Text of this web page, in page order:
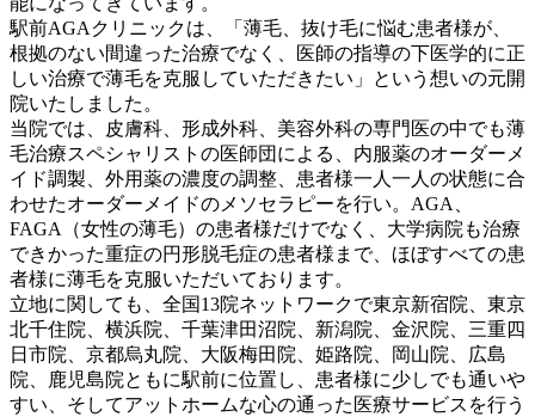
駅前AGAクリニックは、「薄毛、抜け毛に悩む患者様が、
根拠のない間違った治療でなく、医師の指導の下医学的に正
しい治療で薄毛を克服していただきたい」という想いの元開
院いたしました。
当院では、皮膚科、形成外科、美容外科の専門医の中でも薄
毛治療スペシャリストの医師団による、内服薬のオーダーメ
イド調製、外用薬の濃度の調整、患者様一人一人の状態に合
わせたオーダーメイドのメソセラピーを行い。AGA、
FAGA（女性の薄毛）の患者様だけでなく、大学病院も治療
できかった重症の円形脱毛症の患者様まで、ほぼすべての患
者様に薄毛を克服いただいております。
立地に関しても、全国13院ネットワークで東京新宿院、東京
北千住院、横浜院、千葉津田沼院、新潟院、金沢院、三重四
日市院、京都烏丸院、大阪梅田院、姫路院、岡山院、広島
院、鹿児島院ともに駅前に位置し、患者様に少しでも通いや
すい、そしてアットホームな心の通った医療サービスを行う